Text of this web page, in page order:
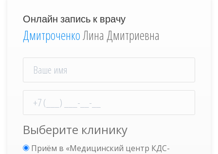
Онлайн запись к врачу
ДмитроченкоЛина Дмитриевна
Выберите клинику
Приём в «Медицинский центр КДС-